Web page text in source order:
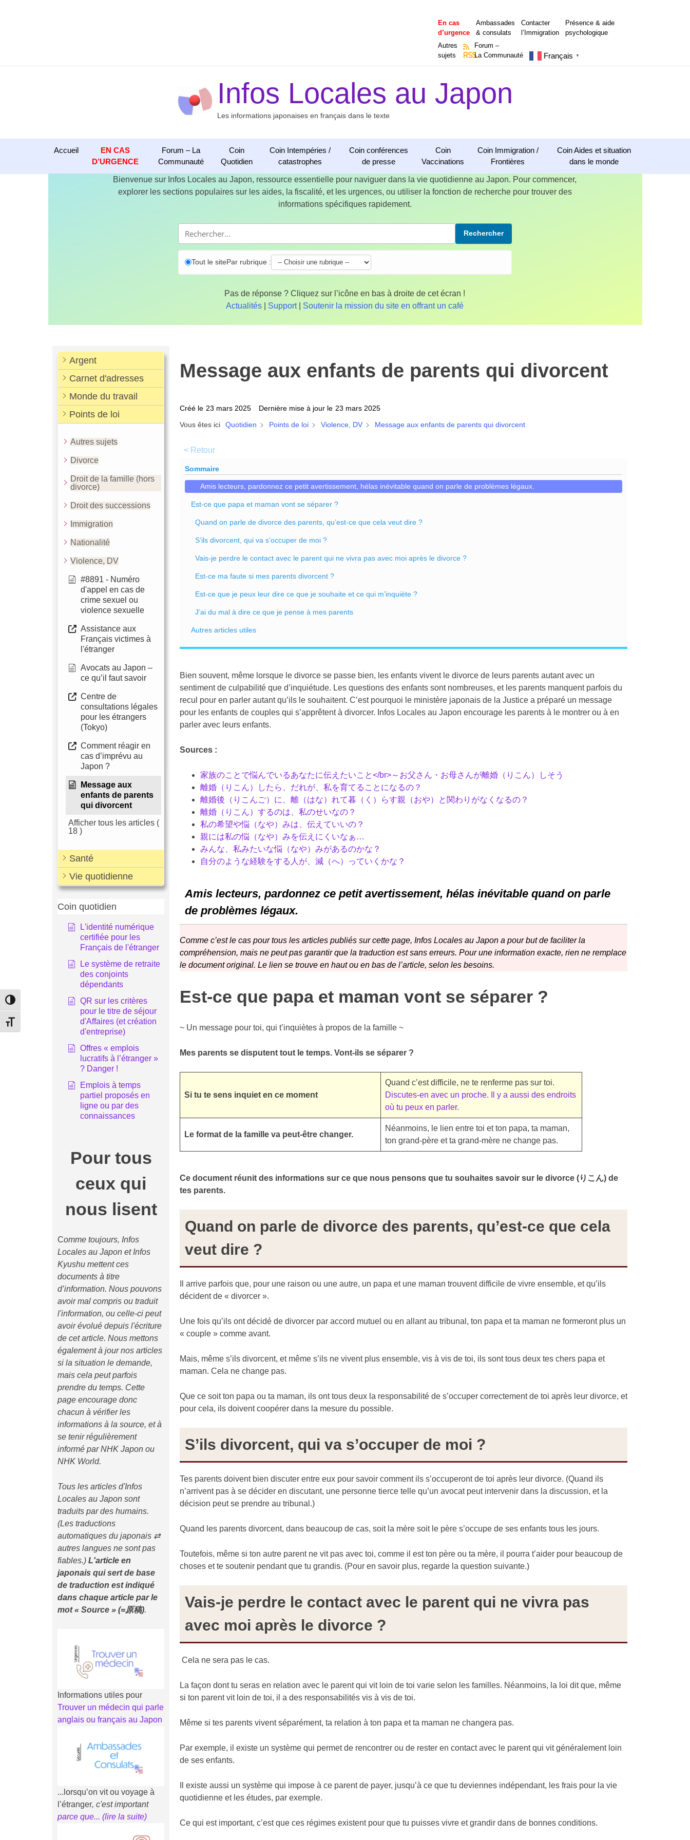
Passer en contraste élevé
Changer la taille de la police
En cas
d’urgence
Ambassades
& consulats
Contacter
l’Immigration
Présence & aide
psychologique
Autres
sujets
RSS
Forum –
La Communauté
Français ▼
Infos Locales au Japon
Les informations japonaises en français dans le texte
Accueil
EN CAS
D’URGENCE
Forum – La
Communauté
Coin
Quotidien
Coin Intempéries /
catastrophes
Coin conférences
de presse
Coin
Vaccinations
Coin Immigration /
Frontières
Coin Aides et situation
dans le monde
Bienvenue sur Infos Locales au Japon, ressource essentielle pour naviguer dans la vie quotidienne au Japon. Pour commencer,
explorer les sections populaires sur les aides, la fiscalité, et les urgences, ou utiliser la fonction de recherche pour trouver des
informations spécifiques rapidement.
Rechercher
Tout le sitePar rubrique :
Pas de réponse ? Cliquez sur l’icône en bas à droite de cet écran !
Actualités
Support| Soutenir la mission du site en offrant un café
Argent
Carnet d'adresses
Monde du travail
Points de loi
Autres sujets
Divorce
Droit de la famille (hors
divorce)
Droit des successions
Immigration
Nationalité
Violence, DV
#8891 - Numéro
d'appel en cas de
crime sexuel ou
violence sexuelle
Assistance aux
Français victimes à
l'étranger
Avocats au Japon –
ce qu’il faut savoir
Centre de
consultations légales
pour les étrangers
(Tokyo)
Comment réagir en
cas d’imprévu au
Japon ?
Message aux
enfants de parents
qui divorcent
Afficher tous les articles (
18 )
Santé
Vie quotidienne
Coin quotidien
L'identité numérique
certifiée pour les
Français de l'étranger
Le système de retraite
des conjoints
dépendants
QR sur les critères
pour le titre de séjour
d'Affaires (et création
d'entreprise)
Offres « emplois
lucratifs à l’étranger »
? Danger !
Emplois à temps
partiel proposés en
ligne ou par des
connaissances
Pour tous
ceux qui
nous lisent
Comme toujours, Infos
Locales au Japon et Infos
Kyushu mettent ces
documents à titre
d’information. Nous pouvons
avoir mal compris ou traduit
l'information, ou celle-ci peut
avoir évolué depuis l'écriture
de cet article. Nous mettons
également à jour nos articles
si la situation le demande,
mais cela peut parfois
prendre du temps. Cette
page encourage donc
chacun à vérifier les
informations à la source, et à
se tenir régulièrement
informé par NHK Japon ou
NHK World.
Tous les articles d'Infos
Locales au Japon sont
traduits par des humains.
(Les traductions
automatiques du japonais ⇄
autres langues ne sont pas
fiables.) L'article en
japonais qui sert de base
de traduction est indiqué
dans chaque article par le
mot « Source » (=原稿).
Informations utiles pour
Trouver un médecin qui parle
anglais ou français au Japon
...lorsqu’on vit ou voyage à
l’étranger, c'est important
parce que... (lire la suite)
Message aux enfants de parents qui divorcent
Créé le 23 mars 2025 Dernière mise à jour le 23 mars 2025
Vous êtes ici
Quotidien Points de loi Violence, DV Message aux enfants de parents qui divorcent
< Retour
Sommaire
Amis lecteurs, pardonnez ce petit avertissement, hélas inévitable quand on parle de problèmes légaux.
Est-ce que papa et maman vont se séparer ?
Quand on parle de divorce des parents, qu’est-ce que cela veut dire ?
S’ils divorcent, qui va s’occuper de moi ?
Vais-je perdre le contact avec le parent qui ne vivra pas avec moi après le divorce ?
Est-ce ma faute si mes parents divorcent ?
Est-ce que je peux leur dire ce que je souhaite et ce qui m’inquiète ?
J’ai du mal à dire ce que je pense à mes parents
Autres articles utiles
Bien souvent, même lorsque le divorce se passe bien, les enfants vivent le divorce de leurs parents autant avec un
sentiment de culpabilité que d’inquiétude. Les questions des enfants sont nombreuses, et les parents manquent parfois du
recul pour en parler autant qu’ils le souhaitent. C’est pourquoi le ministère japonais de la Justice a préparé un message
pour les enfants de couples qui s’apprêtent à divorcer. Infos Locales au Japon encourage les parents à le montrer ou à en
parler avec leurs enfants.
Sources :
家族のことで悩んでいるあなたに伝えたいこと</br>～お父さん・お母さんが離婚（りこん）しそう
離婚（りこん）したら、だれが、私を育てることになるの？
離婚後（りこんご）に、離（はな）れて暮（く）らす親（おや）と関わりがなくなるの？
離婚（りこん）するのは、私のせいなの？
私の希望や悩（なや）みは、伝えていいの？
親には私の悩（なや）みを伝えにくいなぁ…
みんな、私みたいな悩（なや）みがあるのかな？
自分のような経験をする人が、減（へ）っていくかな？
Amis lecteurs, pardonnez ce petit avertissement, hélas inévitable quand on parle
de problèmes légaux.
Comme c’est le cas pour tous les articles publiés sur cette page, Infos Locales au Japon a pour but de faciliter la
compréhension, mais ne peut pas garantir que la traduction est sans erreurs. Pour une information exacte, rien ne remplace
le document original. Le lien se trouve en haut ou en bas de l’article, selon les besoins.
Est-ce que papa et maman vont se séparer ?
~ Un message pour toi, qui t’inquiètes à propos de la famille ~
Mes parents se disputent tout le temps. Vont-ils se séparer ?
Si tu te sens inquiet en ce moment
Quand c’est difficile, ne te renferme pas sur toi.
Discutes-en avec un proche. Il y a aussi des endroits
où tu peux en parler.
Le format de la famille va peut-être changer.
Néanmoins, le lien entre toi et ton papa, ta maman,
ton grand-père et ta grand-mère ne change pas.
Ce document réunit des informations sur ce que nous pensons que tu souhaites savoir sur le divorce (りこん) de
tes parents.
Quand on parle de divorce des parents, qu’est-ce que cela
veut dire ?
Il arrive parfois que, pour une raison ou une autre, un papa et une maman trouvent difficile de vivre ensemble, et qu’ils
décident de « divorcer ».
Une fois qu’ils ont décidé de divorcer par accord mutuel ou en allant au tribunal, ton papa et ta maman ne formeront plus un
« couple » comme avant.
Mais, même s’ils divorcent, et même s’ils ne vivent plus ensemble, vis à vis de toi, ils sont tous deux tes chers papa et
maman. Cela ne change pas.
Que ce soit ton papa ou ta maman, ils ont tous deux la responsabilité de s’occuper correctement de toi après leur divorce, et
pour cela, ils doivent coopérer dans la mesure du possible.
S’ils divorcent, qui va s’occuper de moi ?
Tes parents doivent bien discuter entre eux pour savoir comment ils s’occuperont de toi après leur divorce. (Quand ils
n’arrivent pas à se décider en discutant, une personne tierce telle qu’un avocat peut intervenir dans la discussion, et la
décision peut se prendre au tribunal.)
Quand les parents divorcent, dans beaucoup de cas, soit la mère soit le père s’occupe de ses enfants tous les jours.
Toutefois, même si ton autre parent ne vit pas avec toi, comme il est ton père ou ta mère, il pourra t’aider pour beaucoup de
choses et te soutenir pendant que tu grandis. (Pour en savoir plus, regarde la question suivante.)
Vais-je perdre le contact avec le parent qui ne vivra pas
avec moi après le divorce ?
Cela ne sera pas le cas.
La façon dont tu seras en relation avec le parent qui vit loin de toi varie selon les familles. Néanmoins, la loi dit que, même
si ton parent vit loin de toi, il a des responsabilités vis à vis de toi.
Même si tes parents vivent séparément, ta relation à ton papa et ta maman ne changera pas.
Par exemple, il existe un système qui permet de rencontrer ou de rester en contact avec le parent qui vit généralement loin
de ses enfants.
Il existe aussi un système qui impose à ce parent de payer, jusqu’à ce que tu deviennes indépendant, les frais pour la vie
quotidienne et les études, par exemple.
Ce qui est important, c’est que ces régimes existent pour que tu puisses vivre et grandir dans de bonnes conditions.